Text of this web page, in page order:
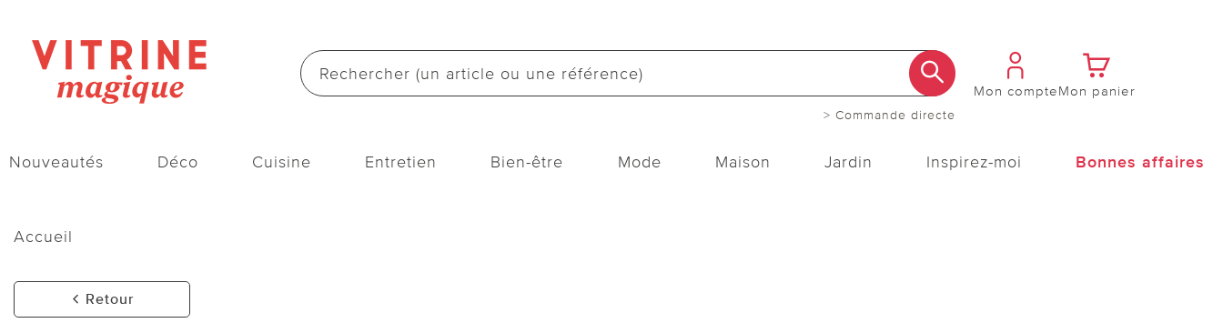
> Commande directe
Mon compteMon panier
Nouveautés Déco Cuisine Entretien Bien-être Mode Maison Jardin Inspirez-moi Bonnes affaires
Accueil
Retour